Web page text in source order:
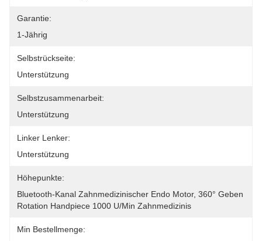
Garantie:
1-Jährig
Selbstrückseite:
Unterstützung
Selbstzusammenarbeit:
Unterstützung
Linker Lenker:
Unterstützung
Höhepunkte:
Bluetooth-Kanal Zahnmedizinischer Endo Motor, 360° Geben
Rotation Handpiece 1000 U/min Zahnmedizinis
Min Bestellmenge: